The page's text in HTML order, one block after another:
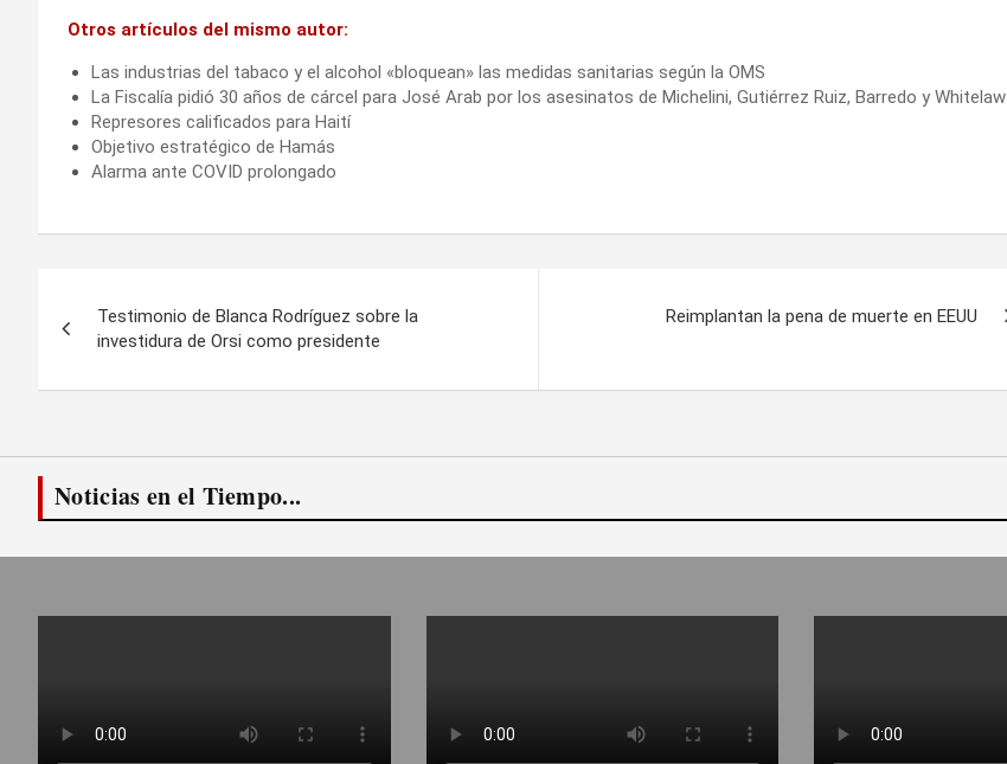
Otros artículos del mismo autor:
Las industrias del tabaco y el alcohol «bloquean» las medidas sanitarias según la OMS
La Fiscalía pidió 30 años de cárcel para José Arab por los asesinatos de Michelini, Gutiérrez Ruiz, Barredo y Whitelaw
Represores calificados para Haití
Objetivo estratégico de Hamás
Alarma ante COVID prolongado
de
entradas
Testimonio de Blanca Rodríguez sobre la
investidura de Orsi como presidente
Reimplantan la pena de muerte en EEUU
Noticias en el Tiempo...